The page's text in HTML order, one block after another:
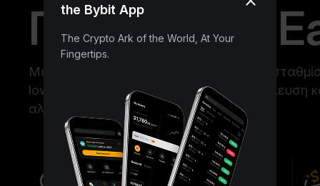
Προηγμένο
Με το Προηγμένο Earn, μπορείς να
low, να χρησιμοποιήσεις έξυπνα τη μόχλευση
αλυσίδας για πιο έξυπνα κέρδη
the Bybit App
The Crypto Ark of the World, At Your
Fingertips.